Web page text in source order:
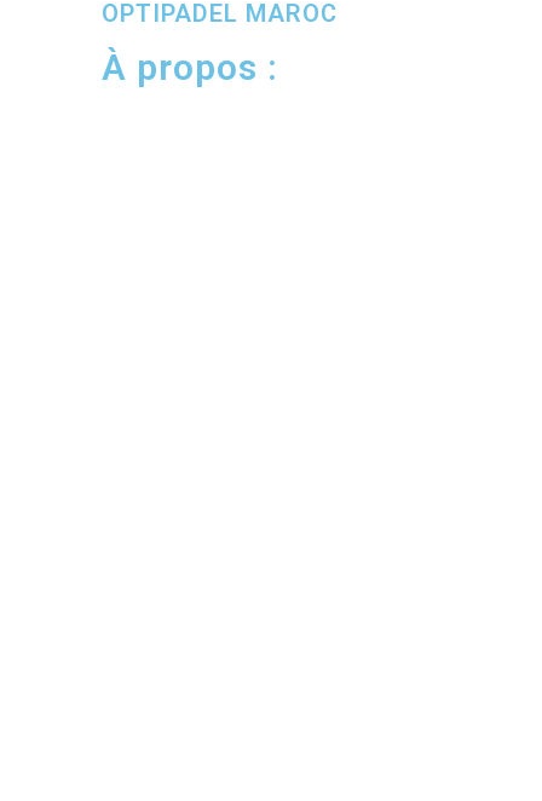
OPTIPADEL MAROC
À propos :